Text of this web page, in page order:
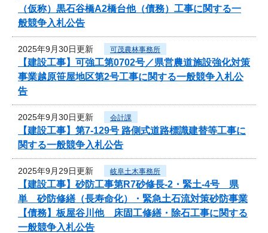
（仮称）黒石谷橋A2橋台他（債務）工事に関する一
般競争入札公告
2025年9月30日更新 可茂農林事務所
【建設工事】可強工第0702号／県営農道施設強化対策
事業越原笹屋地区第2号工事に関する一般競争入札公
告
2025年9月30日更新 会計課
【建設工事】第7-129号 路側式道路標識建替等工事に
関する一般競争入札公告
2025年9月29日更新 岐阜土木事務所
【建設工事】砂防工事第R7砂修長-2・緊土-4号 県
単 砂防修繕（長寿命化）・緊急土石流対策砂防事業
【債務】板屋谷川他 床固工修繕・除石工事に関する
一般競争入札公告